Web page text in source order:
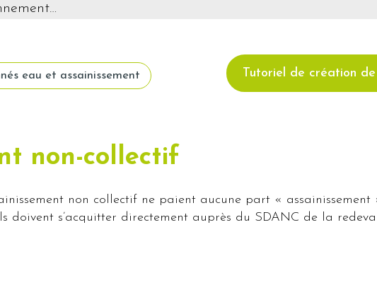
eau et assainissement Tutoriel de création
non-collectif
non collectif ne paient aucune part «
doivent s’acquitter directement auprès du SDANC de la